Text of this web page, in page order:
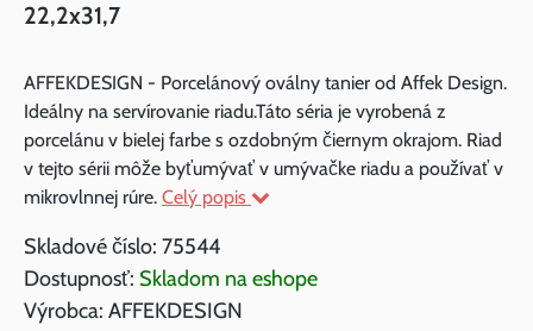
22,2x31,7
AFFEKDESIGN - Porcelánový oválny tanier od Affek Design.
Ideálny na servírovanie riadu.Táto séria je vyrobená z
porcelánu v bielej farbe s ozdobným čiernym okrajom. Riad
v tejto sérii môže byťumývať v umývačke riadu a používať v
mikrovlnnej rúre. Celý popis
Skladové číslo: 75544
Dostupnosť: Skladom na eshope
Výrobca: AFFEKDESIGN